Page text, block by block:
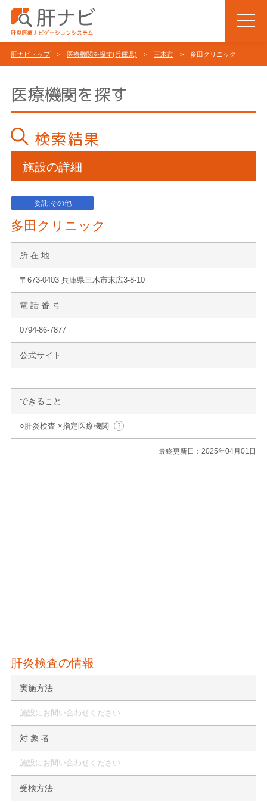
肝ナビトップ> 医療機関を探す(兵庫県) > 三木市 > 多田クリニック
医療機関を探す
検索結果
施設の詳細
委託:その他
多田クリニック
所 在 地
〒673-0403 兵庫県三木市末広3-8-10
電 話 番 号
0794-86-7877
公式サイト
できること
○肝炎検査 ×指定医療機関
最終更新日：2025年04月01日
肝炎検査の情報
実施方法
施設にお問い合わせください
対 象 者
施設にお問い合わせください
受検方法